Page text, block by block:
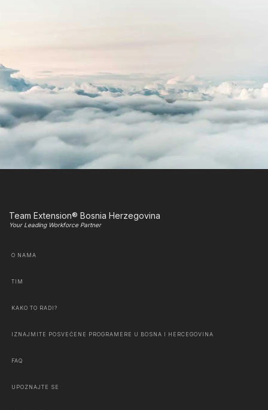
Team Extension® Bosnia Herzegovina
Your Leading Workforce Partner
O NAMA
TIM
KAKO TO RADI?
IZNAJMITE POSVEĆENE PROGRAMERE U BOSNA I HERCEGOVINA
FAQ
UPOZNAJTE SE